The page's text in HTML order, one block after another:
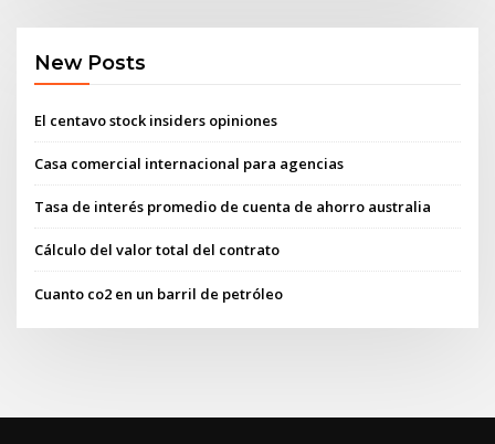
New Posts
El centavo stock insiders opiniones
Casa comercial internacional para agencias
Tasa de interés promedio de cuenta de ahorro australia
Cálculo del valor total del contrato
Cuanto co2 en un barril de petróleo